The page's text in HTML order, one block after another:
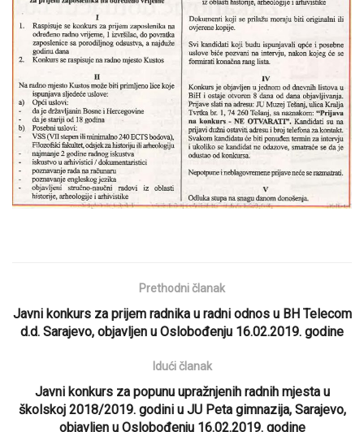
Prethodni članak
Javni konkurs za prijem radnika u radni odnos u BH Telecom
d.d. Sarajevo, objavljen u Oslobođenju 16.02.2019. godine
Idući članak
Javni konkurs za popunu upražnjenih radnih mjesta u
školskoj 2018/2019. godini u JU Peta gimnazija, Sarajevo,
objavljen u Oslobođenju 16.02.2019. godine